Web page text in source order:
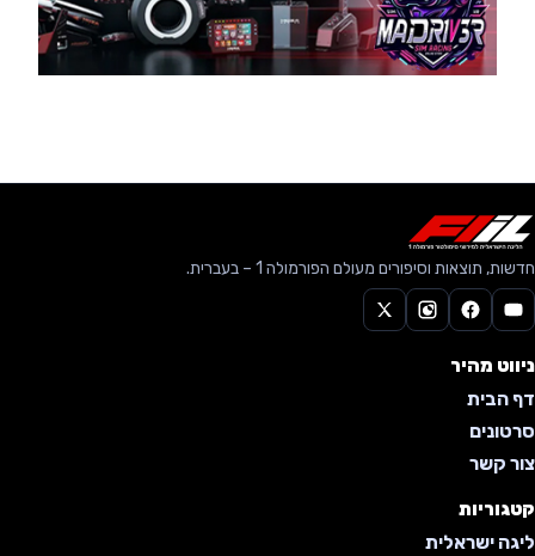
חדשות, תוצאות וסיפורים מעולם הפורמולה 1 – בעברית.
ניווט מהיר
דף הבית
סרטונים
צור קשר
קטגוריות
ליגה ישראלית